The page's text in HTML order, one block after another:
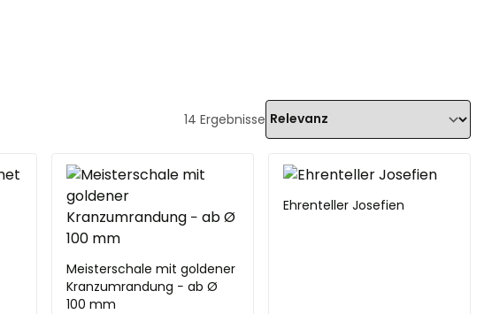
14 Ergebnisse
Meisterschale mit goldener
Kranzumrandung − ab Ø
100 mm
Ehrenteller Josefien